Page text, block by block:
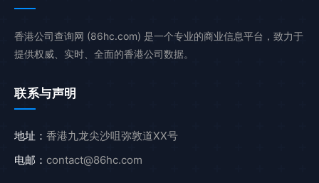
香港公司查询网 (86hc.com) 是一个专业的商业信息平台，致力于
提供权威、实时、全面的香港公司数据。
联系与声明
地址： 香港九龙尖沙咀弥敦道XX号
电邮： contact@86hc.com